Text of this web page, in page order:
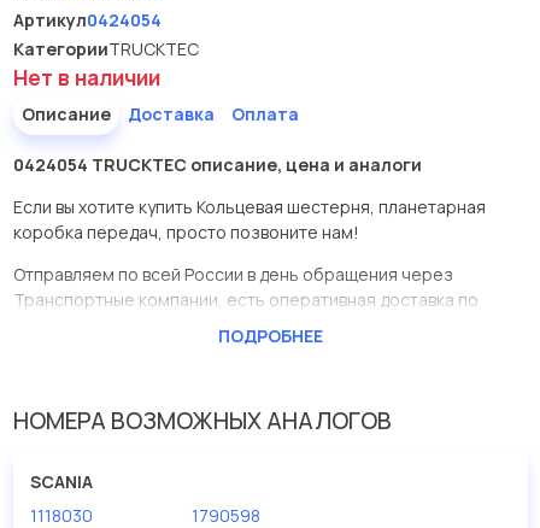
Артикул0424054
КатегорииTRUCKTEC
Нет в наличии
Описание Доставка Оплата
0424054 TRUCKTEC описание, цена и аналоги
Если вы хотите купить Кольцевая шестерня, планетарная
коробка передач, просто позвоните нам!
Отправляем по всей России в день обращения через
Транспортные компании, есть оперативная доставка по
У данной детали есть аналоги с номерами, убедитесь сами.
компании Евродеталь представлены в большом
ПОДРОБНЕЕ
НОМЕРА ВОЗМОЖНЫХ АНАЛОГОВ
SCANIA
1118030
1790598